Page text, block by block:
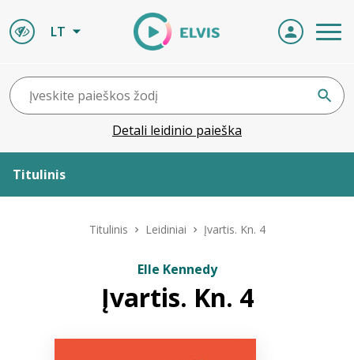
LT
Detali leidinio paieška
Titulinis
ELVIS atvyksta
Titulinis Leidiniai Įvartis. Kn. 4
Elle Kennedy
Įvartis. Kn. 4